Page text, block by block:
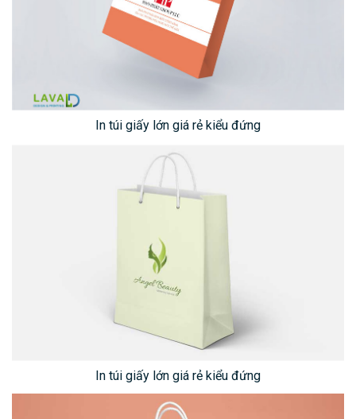
In túi giấy lớn giá rẻ kiểu đứng
In túi giấy lớn giá rẻ kiểu đứng